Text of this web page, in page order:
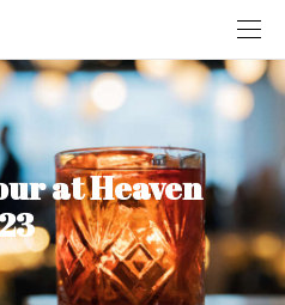
at Heaven